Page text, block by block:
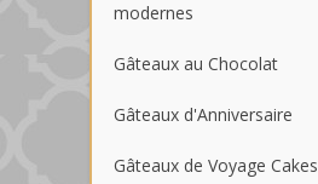
modernes
Gâteaux au Chocolat
Gâteaux d'Anniversaire
Gâteaux de Voyage Cakes